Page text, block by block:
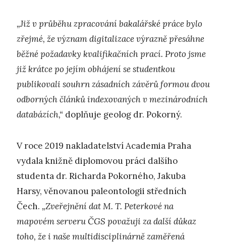
„Již v průběhu zpracování bakalářské práce bylo
zřejmé, že význam digitalizace výrazně přesáhne
běžné požadavky kvalifikačních prací. Proto jsme
již krátce po jejím obhájení se studentkou
publikovali souhrn zásadních závěrů formou dvou
odborných článků indexovaných v mezinárodních
databázích,“ doplňuje geolog dr. Pokorný.
V roce 2019 nakladatelství Academia Praha
vydala knižně diplomovou práci dalšího
studenta dr. Richarda Pokorného, Jakuba
Harsy, věnovanou paleontologii středních
Čech. „Zveřejnění dat M. T. Peterkové na
mapovém serveru ČGS považuji za další důkaz
toho, že i naše multidisciplinárně zaměřená